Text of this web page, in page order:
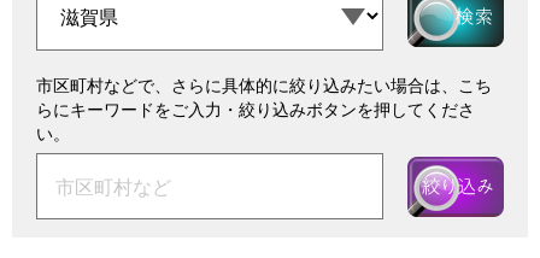
市区町村などで、さらに具体的に絞り込みたい場合は、こち
らにキーワードをご入力・絞り込みボタンを押してくださ
い。